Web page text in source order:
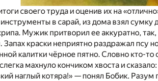
своего труда и оценив их на
в сарай, из дома взял
Мужик притворил ее аккуратно,
краски неприятно раздражал псу
калитки чёрное пятно. Словно кто-
махнуло кончиком хвоста и
наглый котяра!» — понял Бобик. Разум